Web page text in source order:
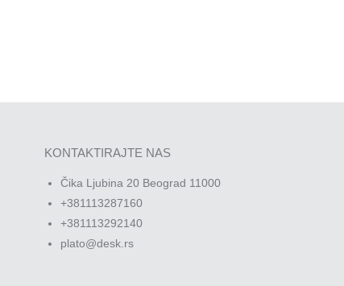
KONTAKTIRAJTE NAS
Čika Ljubina 20 Beograd 11000
+381113287160
+381113292140
plato@desk.rs